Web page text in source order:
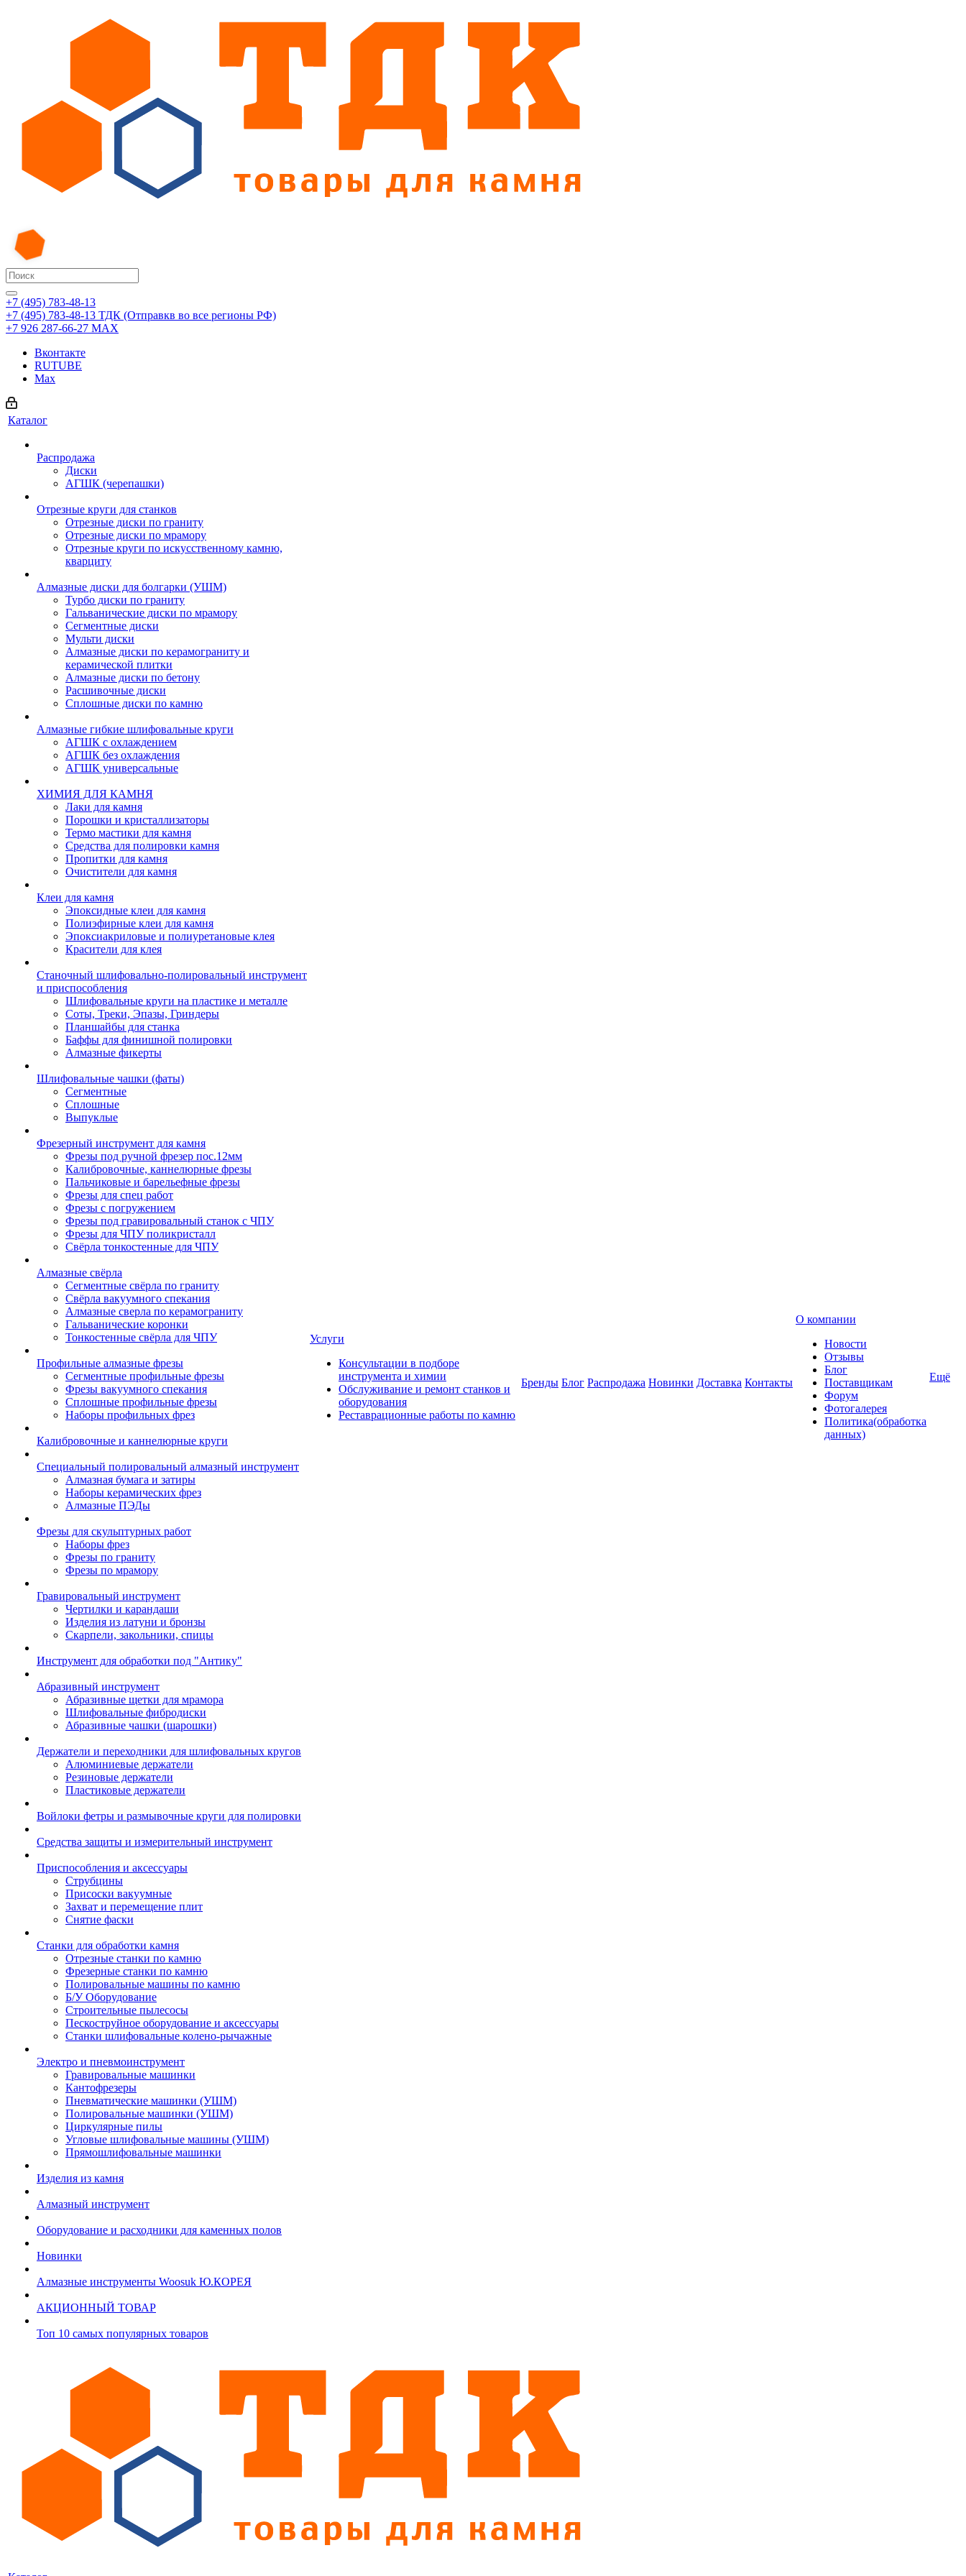
+7 (495) 783-48-13
+7 (495) 783-48-13 ТДК (Отправкв во все регионы РФ)
+7 926 287-66-27 МАХ
Вконтакте
RUTUBE
Max
Каталог
Распродажа
Диски
АГШК (черепашки)
Отрезные круги для станков
Отрезные диски по граниту
Отрезные диски по мрамору
Отрезные круги по искусственному камню,
кварциту
Алмазные диски для болгарки (УШМ)
Турбо диски по граниту
Гальванические диски по мрамору
Сегментные диски
Мульти диски
Алмазные диски по керамограниту и
керамической плитки
Алмазные диски по бетону
Расшивочные диски
Сплошные диски по камню
Алмазные гибкие шлифовальные круги
АГШК с охлаждением
АГШК без охлаждения
АГШК универсальные
ХИМИЯ ДЛЯ КАМНЯ
Лаки для камня
Порошки и кристаллизаторы
Термо мастики для камня
Средства для полировки камня
Пропитки для камня
Очистители для камня
Клеи для камня
Эпоксидные клеи для камня
Полиэфирные клеи для камня
Эпоксиакриловые и полиуретановые клея
Красители для клея
Станочный шлифовально-полировальный инструмент
и приспособления
Шлифовальные круги на пластике и металле
Соты, Треки, Эпазы, Гриндеры
Планшайбы для станка
Баффы для финишной полировки
Алмазные фикерты
Шлифовальные чашки (фаты)
Сегментные
Сплошные
Выпуклые
Фрезерный инструмент для камня
Фрезы под ручной фрезер пос.12мм
Калибровочные, каннелюрные фрезы
Пальчиковые и барельефные фрезы
Фрезы для спец работ
Фрезы с погружением
Фрезы под гравировальный станок с ЧПУ
Фрезы для ЧПУ поликристалл
Свёрла тонкостенные для ЧПУ
Алмазные свёрла
Сегментные свёрла по граниту
Свёрла вакуумного спекания
Алмазные сверла по керамограниту
Гальванические коронки
Тонкостенные свёрла для ЧПУ
Профильные алмазные фрезы
Сегментные профильные фрезы
Фрезы вакуумного спекания
Сплошные профильные фрезы
Наборы профильных фрез
Калибровочные и каннелюрные круги
Специальный полировальный алмазный инструмент
Алмазная бумага и затиры
Наборы керамических фрез
Алмазные ПЭДы
Фрезы для скульптурных работ
Наборы фрез
Фрезы по граниту
Фрезы по мрамору
Гравировальный инструмент
Чертилки и карандаши
Изделия из латуни и бронзы
Скарпели, закольники, спицы
Инструмент для обработки под "Антику"
Абразивный инструмент
Абразивные щетки для мрамора
Шлифовальные фибродиски
Абразивные чашки (шарошки)
Держатели и переходники для шлифовальных кругов
Алюминиевые держатели
Резиновые держатели
Пластиковые держатели
Войлоки фетры и размывочные круги для полировки
Средства защиты и измерительный инструмент
Приспособления и аксессуары
Струбцины
Присоски вакуумные
Захват и перемещение плит
Снятие фаски
Станки для обработки камня
Отрезные станки по камню
Фрезерные станки по камню
Полировальные машины по камню
Б/У Оборудование
Строительные пылесосы
Пескоструйное оборудование и аксессуары
Станки шлифовальные колено-рычажные
Электро и пневмоинструмент
Гравировальные машинки
Кантофрезеры
Пневматические машинки (УШМ)
Полировальные машинки (УШМ)
Циркулярные пилы
Угловые шлифовальные машины (УШМ)
Прямошлифовальные машинки
Изделия из камня
Алмазный инструмент
Оборудование и расходники для каменных полов
Новинки
Алмазные инструменты Woosuk Ю.КОРЕЯ
АКЦИОННЫЙ ТОВАР
Топ 10 самых популярных товаров
Услуги
Консультации в подборе
инструмента и химии
Обслуживание и ремонт станков и
оборудования
Реставрационные работы по камню
Бренды Блог Распродажа Новинки Доставка Контакты
О компании
Новости
Отзывы
Блог
Поставщикам
Форум
Фотогалерея
Политика(обработка
данных)
Ещё